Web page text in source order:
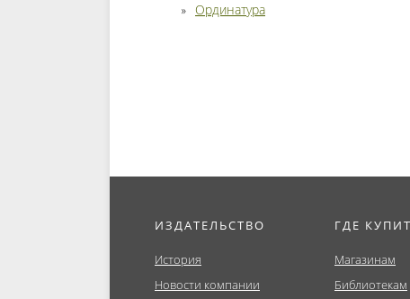
Ординатура
ИЗДАТЕЛЬСТВО
История
Новости компании
ГДЕ
Магазинам
Библиотекам